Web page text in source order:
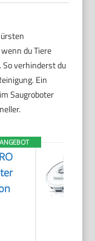
du Tiere
So verhinderst du
Ein
Saugroboter
ANGEBOT